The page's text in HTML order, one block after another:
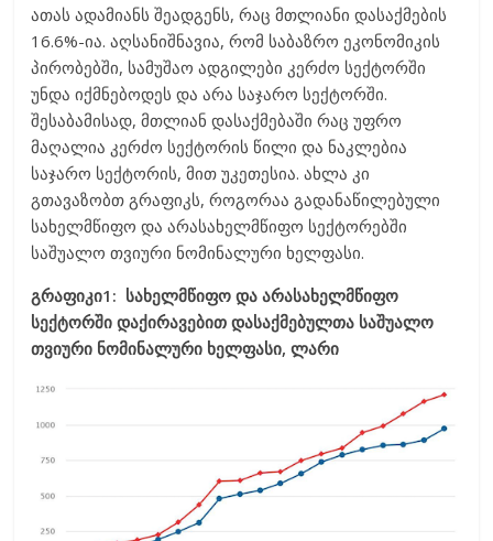
ათას ადამიანს შეადგენს, რაც მთლიანი დასაქმების
16.6%-ია. აღსანიშნავია, რომ საბაზრო ეკონომიკის
პირობებში, სამუშაო ადგილები კერძო სექტორში
უნდა იქმნებოდეს და არა საჯარო სექტორში.
შესაბამისად, მთლიან დასაქმებაში რაც უფრო
მაღალია კერძო სექტორის წილი და ნაკლებია
საჯარო სექტორის, მით უკეთესია. ახლა კი
გთავაზობთ გრაფიკს, როგორაა გადანაწილებული
სახელმწიფო და არასახელმწიფო სექტორებში
საშუალო თვიური ნომინალური ხელფასი.
გრაფიკი1: სახელმწიფო და არასახელმწიფო
სექტორში დაქირავებით დასაქმებულთა საშუალო
თვიური ნომინალური ხელფასი, ლარი